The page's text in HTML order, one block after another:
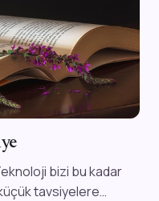
bizi bu kadar
tavsiyelere